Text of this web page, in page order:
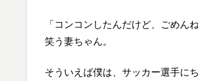
「コンコンしたんだけど、ごめん
笑う妻ちゃん。
そういえば僕は、サッカー選手に